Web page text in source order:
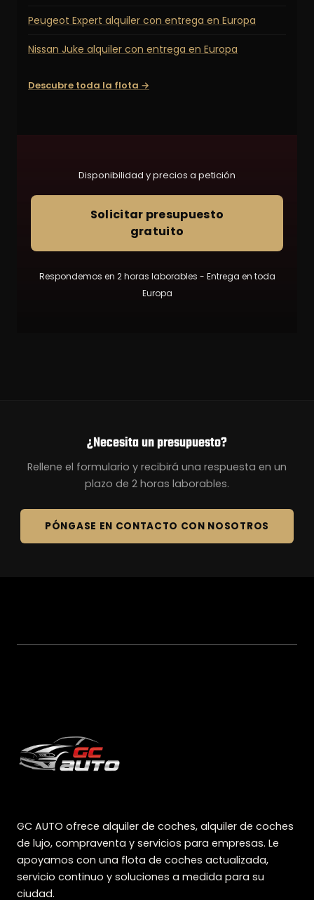
Peugeot Expert alquiler con entrega en Europa
Nissan Juke alquiler con entrega en Europa
Descubre toda la flota →
Disponibilidad y precios a petición
Solicitar presupuesto
gratuito
Respondemos en 2 horas laborables - Entrega en toda
Europa
¿Necesita un presupuesto?
Rellene el formulario y recibirá una respuesta en un
plazo de 2 horas laborables.
PÓNGASE EN CONTACTO CON NOSOTROS
GC AUTO ofrece alquiler de coches, alquiler de coches
de lujo, compraventa y servicios para empresas. Le
apoyamos con una flota de coches actualizada,
servicio continuo y soluciones a medida para su
ciudad.